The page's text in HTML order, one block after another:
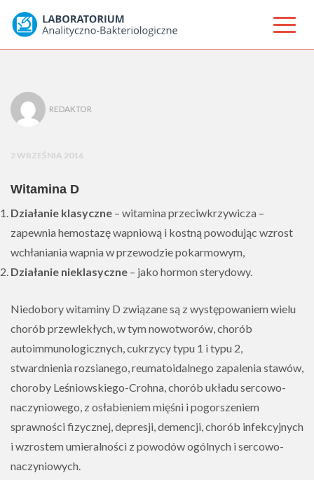
REDAKTOR
2 WRZEŚNIA 2016
Witamina D
Działanie klasyczne – witamina przeciwkrzywicza –
zapewnia hemostazę wapniową i kostną powodując wzrost
wchłaniania wapnia w przewodzie pokarmowym,
Działanie nieklasyczne – jako hormon sterydowy.
Niedobory witaminy D związane są z występowaniem wielu
chorób przewlekłych, w tym nowotworów, chorób
autoimmunologicznych, cukrzycy typu 1 i typu 2,
stwardnienia rozsianego, reumatoidalnego zapalenia stawów,
choroby Leśniowskiego-Crohna, chorób układu sercowo-
naczyniowego, z osłabieniem mięśni i pogorszeniem
sprawności fizycznej, depresji, demencji, chorób infekcyjnych
i wzrostem umieralności z powodów ogólnych i sercowo-
naczyniowych.